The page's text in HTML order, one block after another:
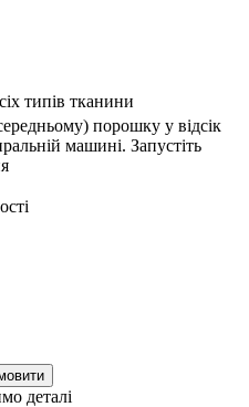
типів тканини
порошку у відсік
машині. Запустіть
деталі